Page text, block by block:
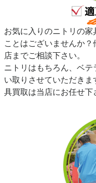
お気に入りのニトリの
ことはございませんか
店までご相談下さい。
ニトリはもちろん、ベ
い取りさせていただき
具買取は当店にお任せ下